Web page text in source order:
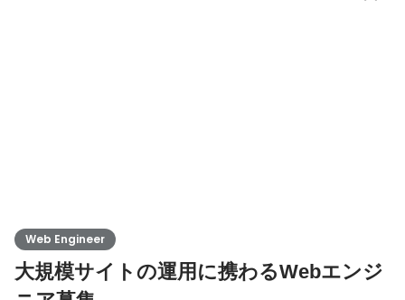
りからAI実証実験プロジェクトも行っています。 今後積極的に取
Web Engineer
大規模サイトの運用に携わるWebエンジ